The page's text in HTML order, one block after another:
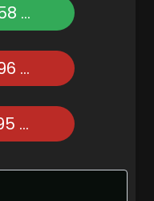
...
...
...